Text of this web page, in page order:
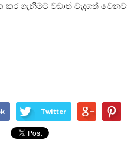
කර ගැනීමට වඩාත් වැදගත්
Twitter